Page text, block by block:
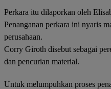
Perkara itu dilaporkan oleh
Penanganan perkara ini nyaris
perusahaan.
Corry Giroth disebut sebagai
dan pencurian material.
Untuk melumpuhkan proses